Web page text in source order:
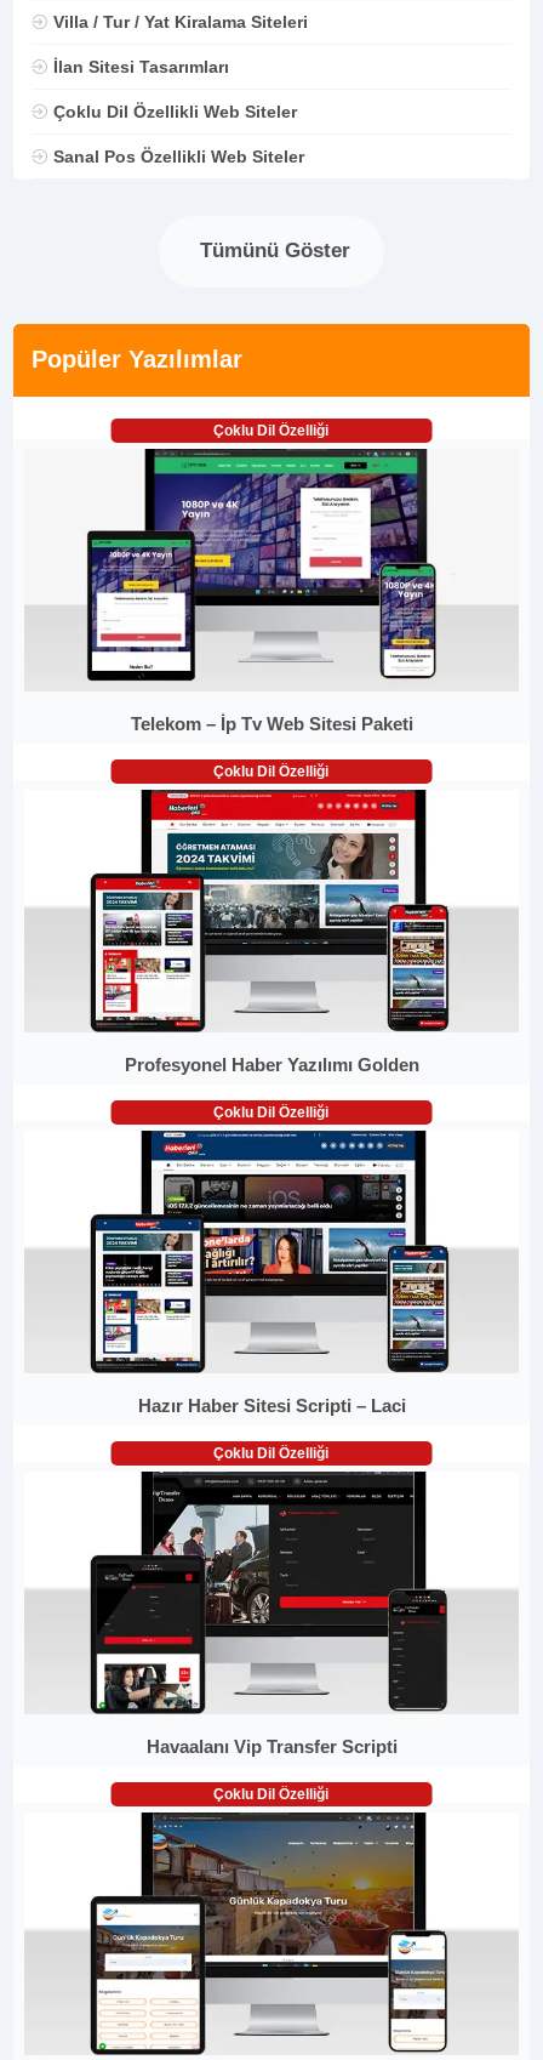
Villa / Tur / Yat Kiralama Siteleri
İlan Sitesi Tasarımları
Çoklu Dil Özellikli Web Siteler
Sanal Pos Özellikli Web Siteler
Tümünü Göster
Popüler Yazılımlar
Çoklu Dil Özelliği
Telekom – İp Tv Web Sitesi Paketi
Çoklu Dil Özelliği
Profesyonel Haber Yazılımı Golden
Çoklu Dil Özelliği
Hazır Haber Sitesi Scripti – Laci
Çoklu Dil Özelliği
Havaalanı Vip Transfer Scripti
Çoklu Dil Özelliği